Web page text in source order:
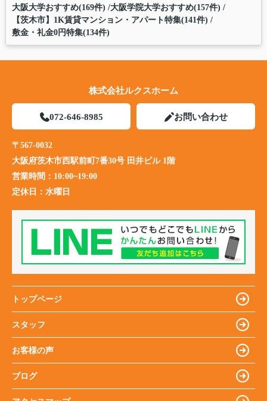
大阪大学おすすめ(169件) 大阪学院大学おすすめ(157件)
【茨木市】1K賃貸マンション・アパート特集(141件)
敷金・礼金0円特集(134件)
株式会社ルクスホーム
072-646-8985 お問い合わせ
〒567-0032
大阪府茨木市西駅前町7番30号 田井ビル 1階
営業時間： 10:00~19:00
定休日： 水曜日
トップページ
スタッフ
お客様の声
ブログ